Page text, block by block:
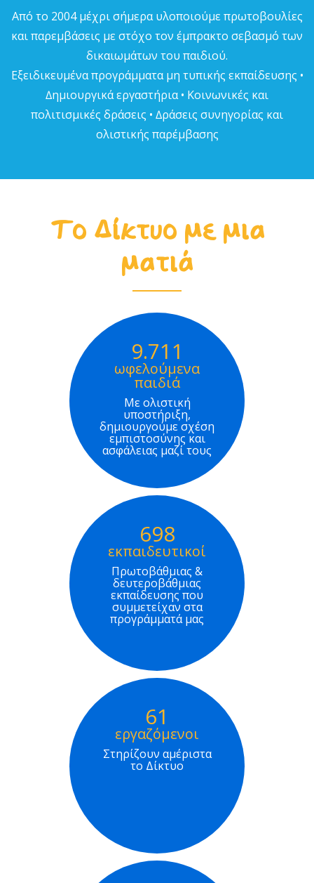
Από το 2004 µέχρι σήµερα υλοποιούµε πρωτοβουλίες
και παρεµβάσεις µε στόχο τον έµπρακτο σεβασµό των
δικαιωµάτων του παιδιού.
Εξειδικευµένα προγράµµατα µη τυπικής εκπαίδευσης •
∆ηµιουργικά εργαστήρια • Κοινωνικές και
πολιτισµικές δράσεις • ∆ράσεις συνηγορίας και
ολιστικής παρέµβασης
Το Δίκτυο με μια
ματιά
9.711
ωφελούμενα
παιδιά
Με ολιστική
υποστήριξη,
δημιουργούμε σχέση
εμπιστοσύνης και
ασφάλειας μαζί τους
698
εκπαιδευτικοί
Πρωτοβάθμιας &
δευτεροβάθμιας
εκπαίδευσης που
συμμετείχαν στα
προγράμματά μας
61
εργαζόμενοι
Στηρίζουν αμέριστα
το Δίκτυο